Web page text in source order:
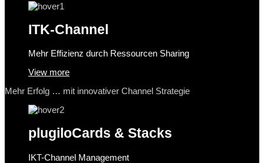
ITK-Channel
Mehr Effizienz durch Ressourcen Sharing
View more
Mehr Erfolg … mit innovativer Channel Strategie
plugiloCards & Stacks
IKT-Channel Management